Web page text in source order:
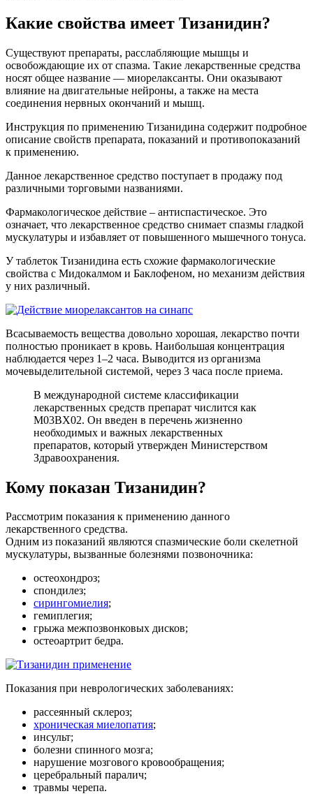
Какие свойства имеет Тизанидин?
Существуют препараты, расслабляющие мышцы и
освобождающие их от спазма. Такие лекарственные средства
носят общее название — миорелаксанты. Они оказывают
влияние на двигательные нейроны, а также на места
соединения нервных окончаний и мышц.
Инструкция по применению Тизанидина содержит подробное
описание свойств препарата, показаний и противопоказаний
к применению.
Данное лекарственное средство поступает в продажу под
различными торговыми названиями.
Фармакологическое действие – антиспастическое. Это
означает, что лекарственное средство снимает спазмы гладкой
мускулатуры и избавляет от повышенного мышечного тонуса.
У таблеток Тизанидина есть схожие фармакологические
свойства с Мидокалмом и Баклофеном, но механизм действия
у них различный.
Всасываемость вещества довольно хорошая, лекарство почти
полностью проникает в кровь. Наибольшая концентрация
наблюдается через 1–2 часа. Выводится из организма
мочевыделительной системой, через 3 часа после приема.
В международной системе классификации
лекарственных средств препарат числится как
М03ВХ02. Он введен в перечень жизненно
необходимых и важных лекарственных
препаратов, который утвержден Министерством
Здравоохранения.
Кому показан Тизанидин?
Рассмотрим показания к применению данного
лекарственного средства.
Одним из показаний являются спазмические боли скелетной
мускулатуры, вызванные болезнями позвоночника:
остеохондроз;
спондилез;
сирингомиелия;
гемиплегия;
грыжа межпозвонковых дисков;
остеоартрит бедра.
Показания при неврологических заболеваниях:
рассеянный склероз;
хроническая миелопатия;
инсульт;
болезни спинного мозга;
нарушение мозгового кровообращения;
церебральный паралич;
травмы черепа.